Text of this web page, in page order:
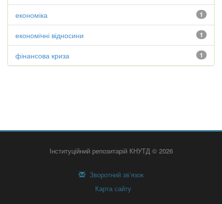
1
економіка
1
економічні відносини
1
фінансова криза
Інституційний репозитарій КНУТД © 2026
Зворотний зв’язок
Карта сайту